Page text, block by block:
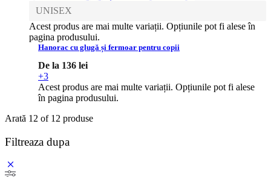
UNISEX
Acest produs are mai multe variații. Opțiunile pot fi alese în
pagina produsului.
Hanorac cu glugă și fermoar pentru copii
De la 136 lei
+3
Acest produs are mai multe variații. Opțiunile pot fi alese
în pagina produsului.
Arată 12 of 12 produse
Filtreaza dupa